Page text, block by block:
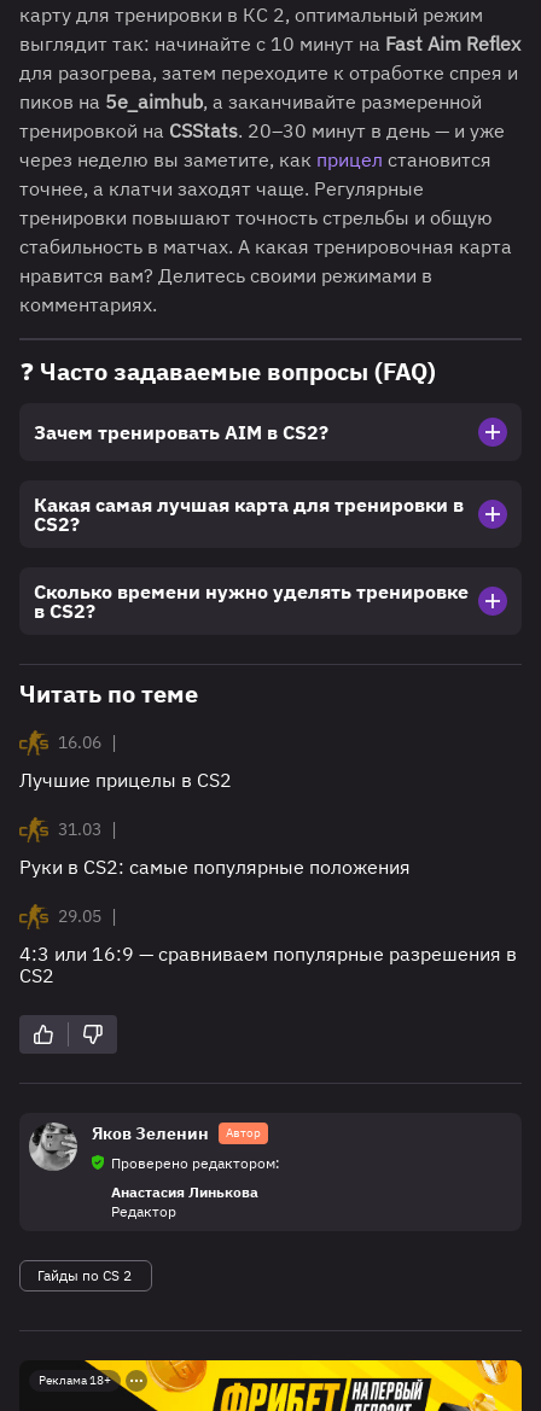
карту для тренировки в КС 2, оптимальный режим
выглядит так: начинайте с 10 минут на Fast Aim Reflex
для разогрева, затем переходите к отработке спрея и
пиков на 5e_aimhub, а заканчивайте размеренной
тренировкой на CSStats. 20–30 минут в день — и уже
через неделю вы заметите, как прицел становится
точнее, а клатчи заходят чаще. Регулярные
тренировки повышают точность стрельбы и общую
стабильность в матчах. А какая тренировочная карта
нравится вам? Делитесь своими режимами в
комментариях.
❓ Часто задаваемые вопросы (FAQ)
Зачем тренировать AIM в CS2?
Какая самая лучшая карта для тренировки в
CS2?
Сколько времени нужно уделять тренировке
в CS2?
Читать по теме
16.06 |
Лучшие прицелы в CS2
31.03
|
Руки в CS2: самые популярные положения
29.05 |
4:3 или 16:9 — сравниваем популярные разрешения в
CS2
Яков Зеленин Автор
Проверено редактором:
Анастасия Линькова
Редактор
Гайды по CS 2
Реклама 18+